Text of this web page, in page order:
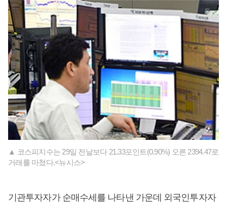
▲ 코스피지수는 29일 전날보다 21.33포인트(0.90%) 오른 2394.47로
거래를 마쳤다.<뉴시스>
기관투자자가 순매수세를 나타낸 가운데 외국인투자자